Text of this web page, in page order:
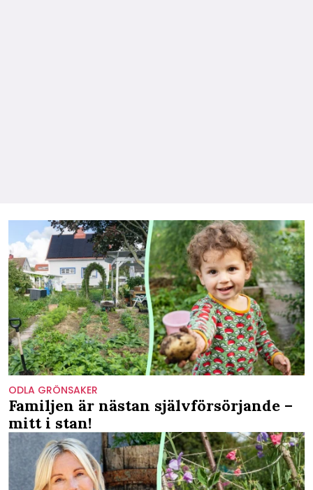
ODLA GRÖNSAKER
Familjen är nästan självförsörjande –
mitt i stan!